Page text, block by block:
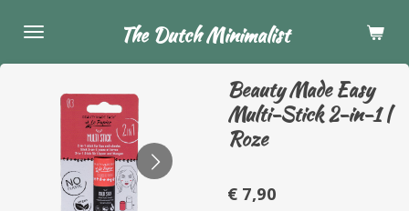
direct
naar
hoofdinhoud
The Dutch Minimalist
Beauty Made Easy
Multi-Stick 2-in-1 |
Roze
€ 7,90